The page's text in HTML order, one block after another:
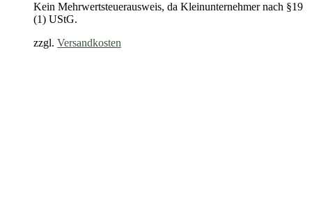
Kein Mehrwertsteuerausweis, da Kleinunternehmer nach §19
(1) UStG.
zzgl. Versandkosten